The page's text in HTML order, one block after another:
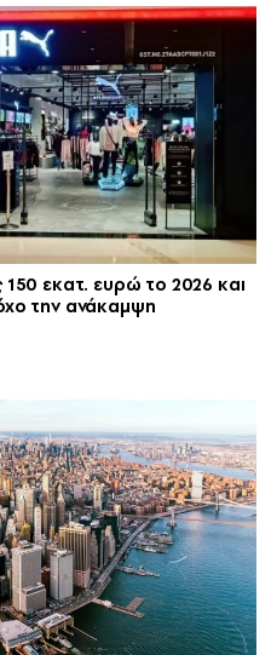
150 εκατ. ευρώ το 2026 και
την ανάκαμψη